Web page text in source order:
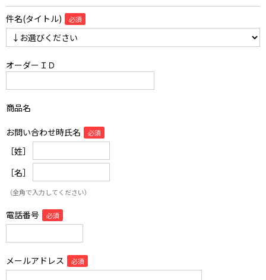
件名(タイトル)
オーダーＩＤ
商品名
お問い合わせ時氏名
［姓］
［名］
（全角で入力してください）
電話番号
メールアドレス